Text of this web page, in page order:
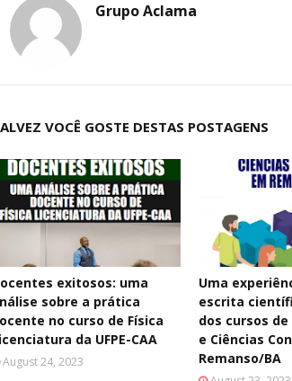
Grupo Aclama
VOCÊ GOSTE DESTAS POSTAGENS
exitosos: uma
sobre a prática
no curso de Física
da UFPE-CAA
August 24, 2023
Uma
escrita
dos cursos
e Ciências
Remanso/BA